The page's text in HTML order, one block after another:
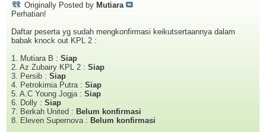
Originally Posted by Mutiara
Perhatian!
Daftar peserta yg sudah mengkonfirmasi keikutsertaannya dalam
babak knock out KPL 2 :
1. Mutiara B : Siap
2. Az Zubairy KPL 2 : Siap
3. Persib : Siap
4. Petrokimia Putra : Siap
5. A.C Young Jogja : Siap
6. Dolly : Siap
7. Berkah United : Belum konfirmasi
8. Eleven Supernova : Belum konfirmasi